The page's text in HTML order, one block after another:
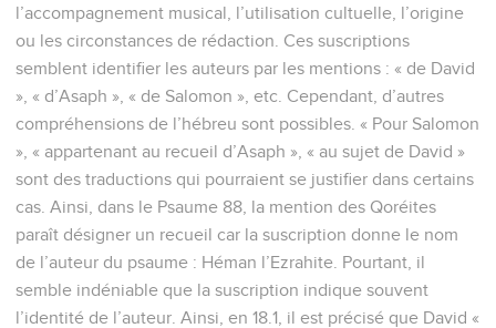
l’accompagnement musical, l’utilisation cultuelle, l’origine
ou les circonstances de rédaction. Ces suscriptions
semblent identifier les auteurs par les mentions : « de David
», « d’Asaph », « de Salomon », etc. Cependant, d’autres
compréhensions de l’hébreu sont possibles. « Pour Salomon
», « appartenant au recueil d’Asaph », « au sujet de David »
sont des traductions qui pourraient se justifier dans certains
cas. Ainsi, dans le Psaume 88, la mention des Qoréites
paraît désigner un recueil car la suscription donne le nom
de l’auteur du psaume : Héman l’Ezrahite. Pourtant, il
semble indéniable que la suscription indique souvent
l’identité de l’auteur. Ainsi, en 18.1, il est précisé que David «